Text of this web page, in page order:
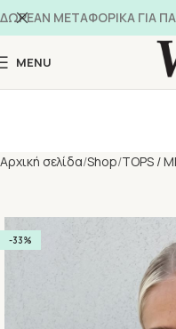
MENU
Αρχική σελίδα Shop TOPS /
-33%
ΔΩΡΕΑΝ ΜΕΤΑΦΟΡΙΚΑ ΓΙΑ